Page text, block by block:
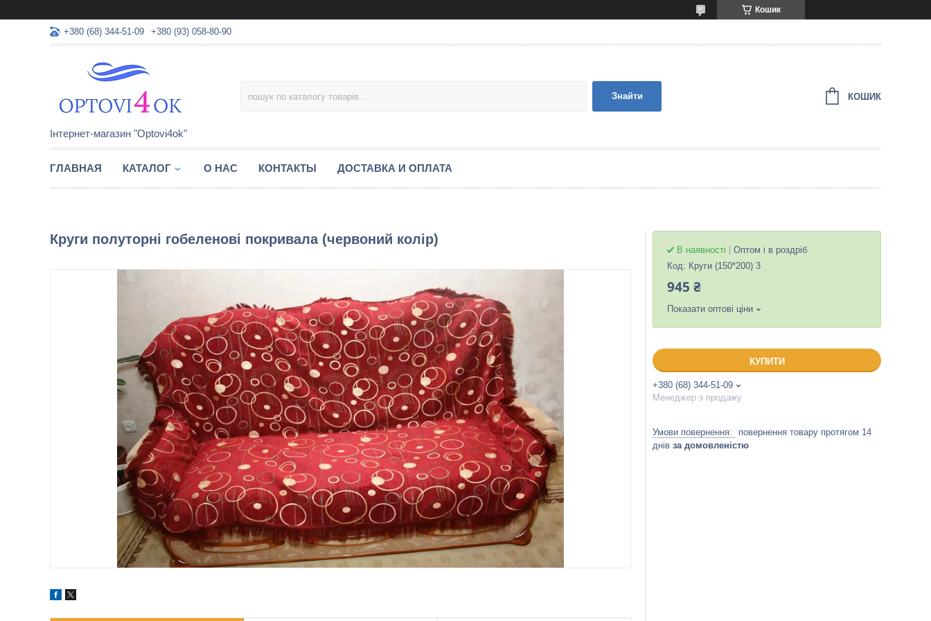
Кошик
+380 (68) 344-51-09 +380 (93) 058-80-90
Інтернет-магазин "Optovi4ok"
Знайти КОШИК
ГЛАВНАЯ КАТАЛОГ О НАС КОНТАКТЫ ДОСТАВКА И ОПЛАТА
Круги полуторні гобеленові покривала (червоний колір)
В наявності
Оптом і в роздріб
Код: Круги (150*200) 3
945 ₴
Показати оптові ціни
КУПИТИ
+380 (68) 344-51-09
Менеджер з продажу
повернення товару протягом 14
днів за домовленістю